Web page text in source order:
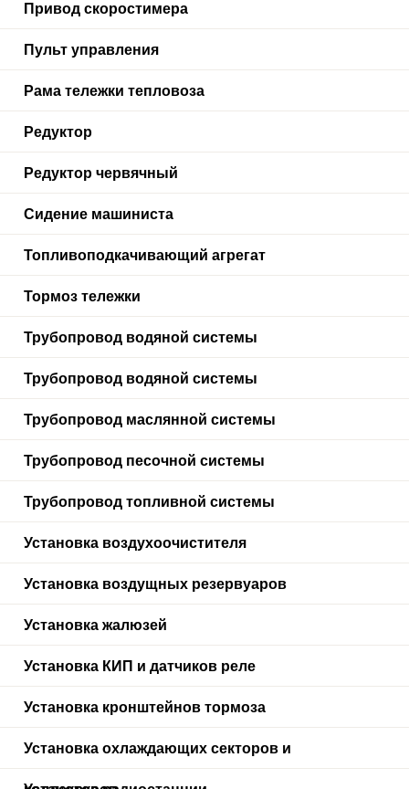
Привод скоростимера
Пульт управления
Рама тележки тепловоза
Редуктор
Редуктор червячный
Сидение машиниста
Топливоподкачивающий агрегат
Тормоз тележки
Трубопровод водяной системы
Трубопровод водяной системы
Трубопровод маслянной системы
Трубопровод песочной системы
Трубопровод топливной системы
Установка воздухоочистителя
Установка воздущных резервуаров
Установка жалюзей
Установка КИП и датчиков реле
Установка кронштейнов тормоза
Установка охлаждающих секторов и